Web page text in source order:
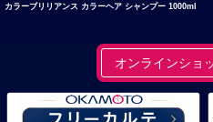
カラーブリリアンス カラーヘア シャンプー 1000ml
オンラインショ